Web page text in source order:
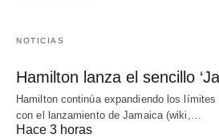
NOTICIAS
Hamilton lanza el sencillo
Hamilton continúa expandiendo los
con el lanzamiento de Jamaica (wiki,…
Hace 3 horas